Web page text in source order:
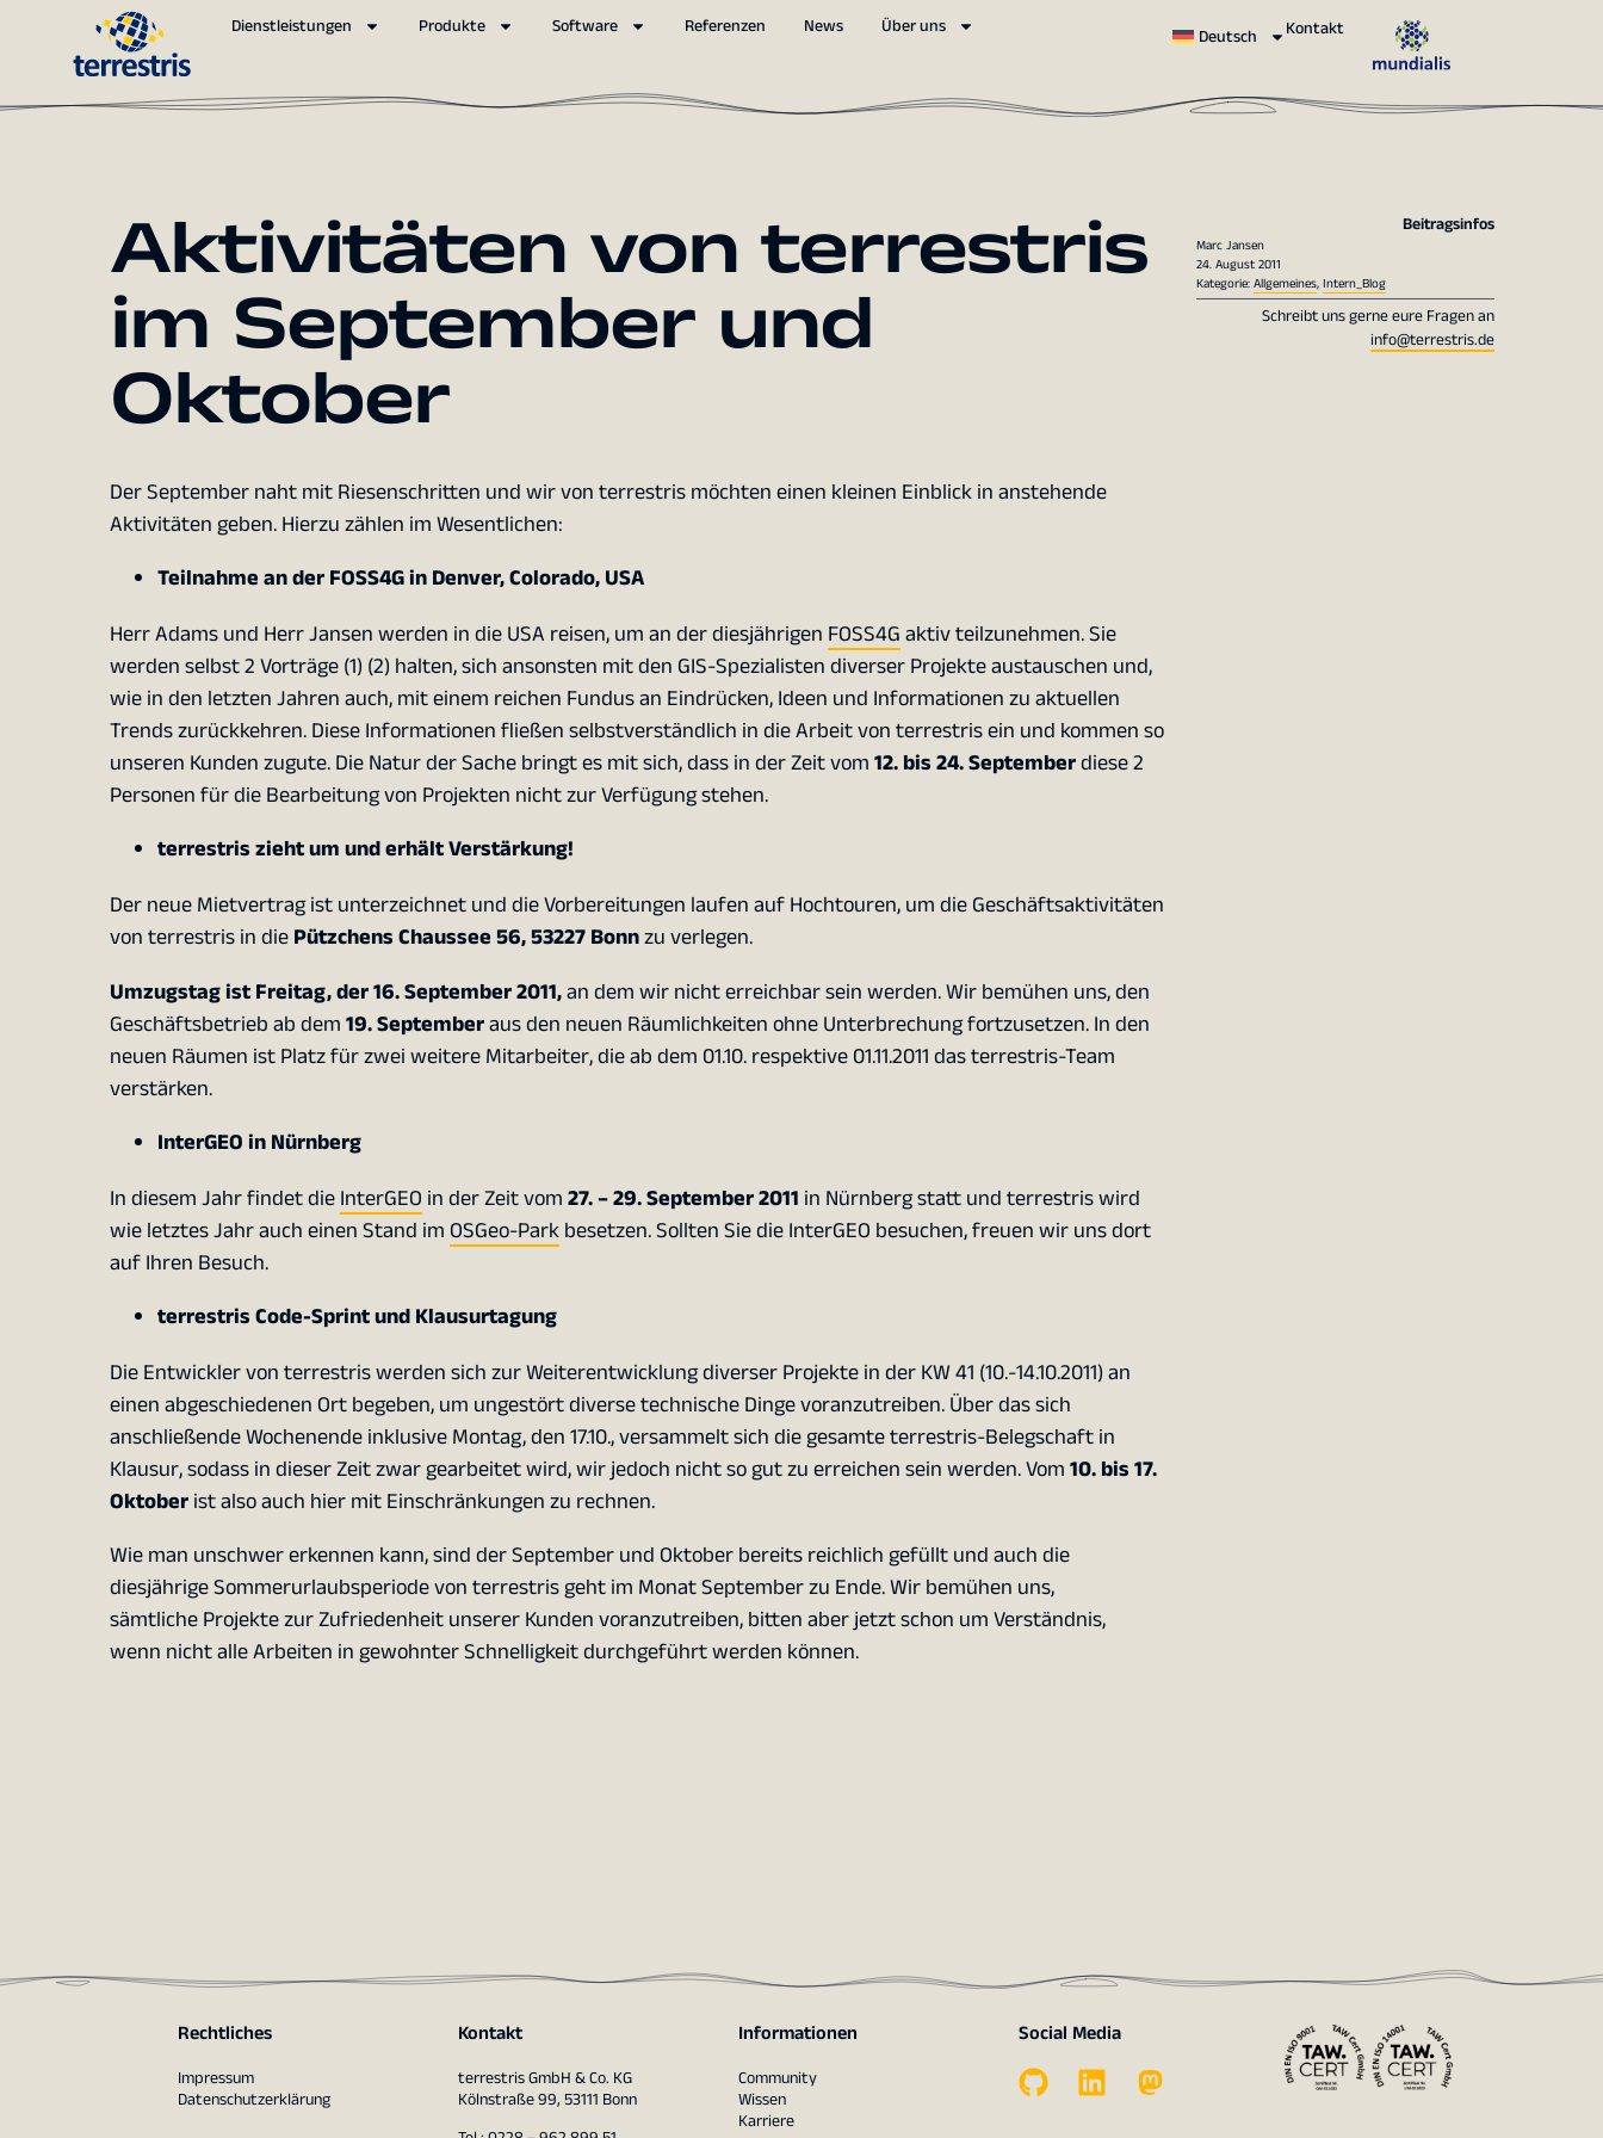
Dienstleistungen Produkte Software Referenzen News Über uns Deutsch Kontakt
Aktivitäten von terrestris
im September und
Oktober
Der September naht mit Riesenschritten und wir von terrestris möchten einen kleinen Einblick in anstehende
Aktivitäten geben. Hierzu zählen im Wesentlichen:
Teilnahme an der FOSS4G in Denver, Colorado, USA
Herr Adams und Herr Jansen werden in die USA reisen, um an der diesjährigen FOSS4Gaktiv teilzunehmen. Sie
werden selbst 2 Vorträge (1) (2) halten, sich ansonsten mit den GIS-Spezialisten diverser Projekte austauschen und,
wie in den letzten Jahren auch, mit einem reichen Fundus an Eindrücken, Ideen und Informationen zu aktuellen
Trends zurückkehren. Diese Informationen fließen selbstverständlich in die Arbeit von terrestris ein und kommen so
unseren Kunden zugute. Die Natur der Sache bringt es mit sich, dass in der Zeit vom12. bis 24. Septemberdiese 2
Personen für die Bearbeitung von Projekten nicht zur Verfügung stehen.
terrestris zieht um und erhält Verstärkung!
Der neue Mietvertrag ist unterzeichnet und die Vorbereitungen laufen auf Hochtouren, um die Geschäftsaktivitäten
von terrestris in diePützchens Chaussee 56, 53227 Bonnzu verlegen.
Umzugstag ist Freitag, der 16. September 2011,an dem wir nicht erreichbar sein werden. Wir bemühen uns, den
Geschäftsbetrieb ab dem19. Septemberaus den neuen Räumlichkeiten ohne Unterbrechung fortzusetzen. In den
neuen Räumen ist Platz für zwei weitere Mitarbeiter, die ab dem 01.10. respektive 01.11.2011 das terrestris-Team
verstärken.
InterGEO in Nürnberg
In diesem Jahr findet dieInterGEO in der Zeit vom27. – 29. September 2011 in Nürnberg statt und terrestris wird
wie letztes Jahr auch einen Stand im OSGeo-Parkbesetzen. Sollten Sie die InterGEO besuchen, freuen wir uns dort
auf Ihren Besuch.
terrestris Code-Sprint und Klausurtagung
Die Entwickler von terrestris werden sich zur Weiterentwicklung diverser Projekte in der KW 41 (10.-14.10.2011) an
einen abgeschiedenen Ort begeben, um ungestört diverse technische Dinge voranzutreiben. Über das sich
anschließende Wochenende inklusive Montag, den 17.10., versammelt sich die gesamte terrestris-Belegschaft in
Klausur, sodass in dieser Zeit zwar gearbeitet wird, wir jedoch nicht so gut zu erreichen sein werden. Vom10. bis 17.
Oktoberist also auch hier mit Einschränkungen zu rechnen.
Wie man unschwer erkennen kann, sind der September und Oktober bereits reichlich gefüllt und auch die
diesjährige Sommerurlaubsperiode von terrestris geht im Monat September zu Ende. Wir bemühen uns,
sämtliche Projekte zur Zufriedenheit unserer Kunden voranzutreiben, bitten aber jetzt schon um Verständnis,
wenn nicht alle Arbeiten in gewohnter Schnelligkeit durchgeführt werden können.
Beitragsinfos
Marc Jansen
24. August 2011
Kategorie:Allgemeines,Intern_Blog
Schreibt uns gerne eure Fragen an
info@terrestris.de
Rechtliches
Impressum
Datenschutzerklärung
Kontakt
terrestris GmbH & Co. KG
Kölnstraße 99, 53111 Bonn
Informationen
Community
Wissen
Karriere
Social Media